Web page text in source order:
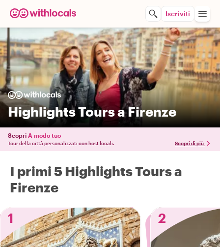
Iscriviti
Highlights Tours a Firenze
Scopri A modo tuo
Tour della città personalizzati con host locali. Scopri di più
I primi 5 Highlights Tours a
Firenze
1
2